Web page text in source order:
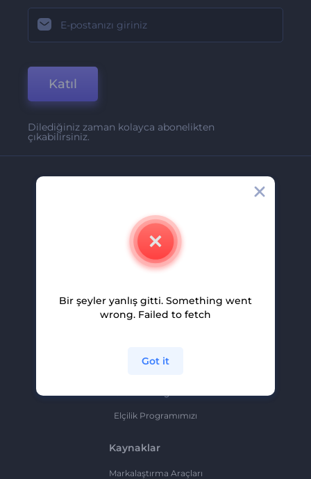
Katıl
Dilediğiniz zaman kolayca abonelikten
çıkabilirsiniz.
İletişim
Kariyer
Ortaklık Programı
Elçilik Programımızı
Kaynaklar
Markalaştırma Araçları
Bir şeyler yanlış gitti. Something went
wrong. Failed to fetch
Got it